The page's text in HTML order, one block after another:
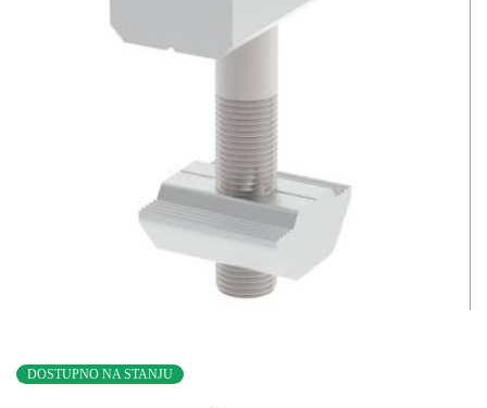
DOSTUPNO NA STANJU